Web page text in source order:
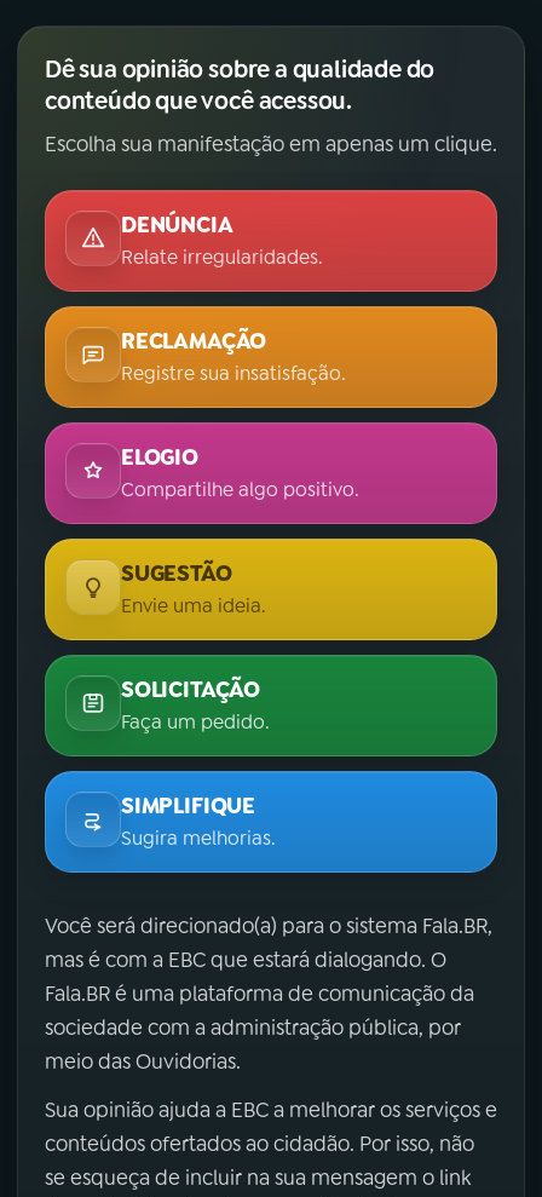
Dê sua opinião sobre a qualidade do
conteúdo que você acessou.
Escolha sua manifestação em apenas um clique.
DENÚNCIA
Relate irregularidades.
RECLAMAÇÃO
Registre sua insatisfação.
ELOGIO
Compartilhe algo positivo.
SUGESTÃO
Envie uma ideia.
SOLICITAÇÃO
Faça um pedido.
SIMPLIFIQUE
Sugira melhorias.
Você será direcionado(a) para o sistema Fala.BR,
mas é com a EBC que estará dialogando. O
Fala.BR é uma plataforma de comunicação da
sociedade com a administração pública, por
meio das Ouvidorias.
Sua opinião ajuda a EBC a melhorar os serviços e
conteúdos ofertados ao cidadão. Por isso, não
se esqueça de incluir na sua mensagem o link